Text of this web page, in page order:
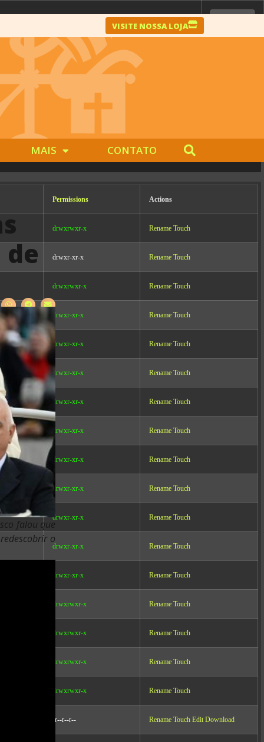
Permissions Actions
drwxrwxr-x Rename Touch
drwxr-xr-x Rename Touch
drwxrwxr-x Rename Touch
drwxr-xr-x Rename Touch
drwxr-xr-x Rename Touch
drwxr-xr-x Rename Touch
drwxr-xr-x Rename Touch
drwxr-xr-x Rename Touch
drwxr-xr-x Rename Touch
drwxr-xr-x Rename Touch
drwxr-xr-x Rename Touch
drwxr-xr-x Rename Touch
drwxr-xr-x Rename Touch
drwxrwxr-x Rename Touch
drwxrwxr-x Rename Touch
drwxrwxr-x Rename Touch
drwxrwxr-x Rename Touch
-r--r--r-- Rename Touch Edit Download
VISITE NOSSA LOJA
MAIS CONTATO
falou que
o